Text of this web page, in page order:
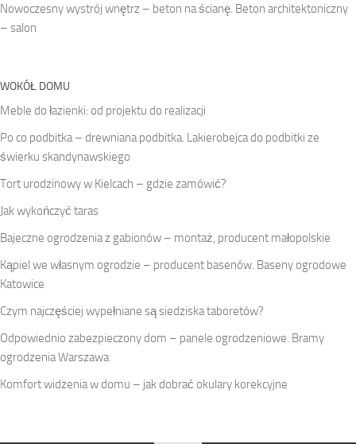
Nowoczesny wystrój wnętrz – beton na ścianę. Beton architektoniczny
– salon
WOKÓŁ DOMU
Meble do łazienki: od projektu do realizacji
Po co podbitka – drewniana podbitka. Lakierobejca do podbitki ze
świerku skandynawskiego
Tort urodzinowy w Kielcach – gdzie zamówić?
Jak wykończyć taras
Bajeczne ogrodzenia z gabionów – montaż, producent małopolskie
Kąpiel we własnym ogrodzie – producent basenów. Baseny ogrodowe
Katowice
Czym najczęściej wypełniane są siedziska taboretów?
Odpowiednio zabezpieczony dom – panele ogrodzeniowe. Bramy
ogrodzenia Warszawa
Komfort widzenia w domu – jak dobrać okulary korekcyjne